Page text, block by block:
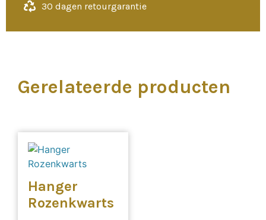
30 dagen retourgarantie
Gerelateerde producten
Hanger
Rozenkwarts